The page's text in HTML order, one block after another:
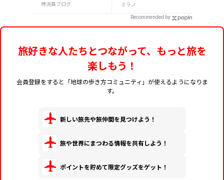
特派員ブログ ミラノ
Recommended by
旅好きな人たちとつながって、もっと旅を
楽しもう！
会員登録をすると「地球の歩き方コミュニティ」が使えるようになりま
す。
新しい旅先や旅仲間を見つけよう！
旅や世界にまつわる情報を共有しよう！
ポイントを貯めて限定グッズをゲット！